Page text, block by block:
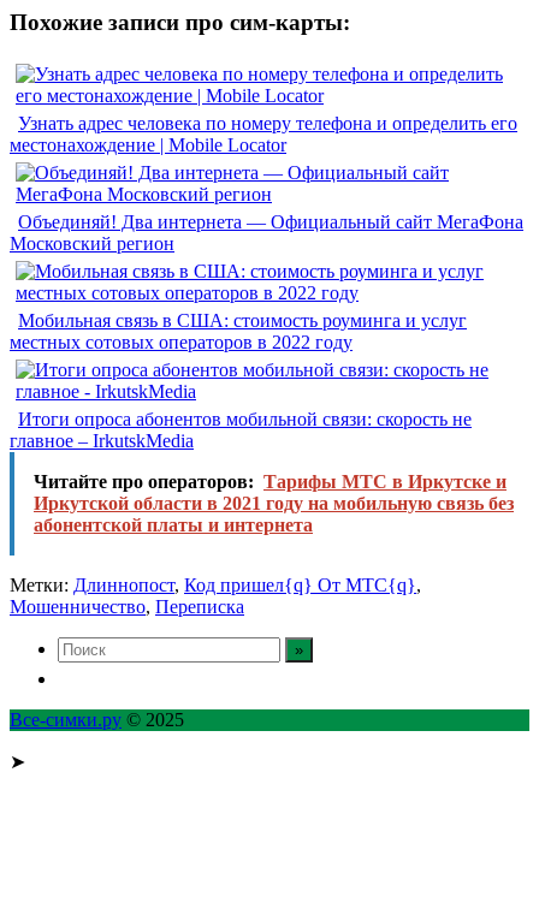
Похожие записи про сим-карты:
Узнать адрес человека по номеру телефона и определить его
местонахождение | Mobile Locator
Объединяй! Два интернета — Официальный сайт МегаФона
Московский регион
Мобильная связь в США: стоимость роуминга и услуг
местных сотовых операторов в 2022 году
Итоги опроса абонентов мобильной связи: скорость не
главное – IrkutskMedia
Читайте про операторов: Тарифы МТС в Иркутске и
Иркутской области в 2021 году на мобильную связь без
абонентской платы и интернета
Метки: Длиннопост, Код пришел{q} От МТС{q},
Мошенничество, Переписка
Все-симки.ру © 2025
➤